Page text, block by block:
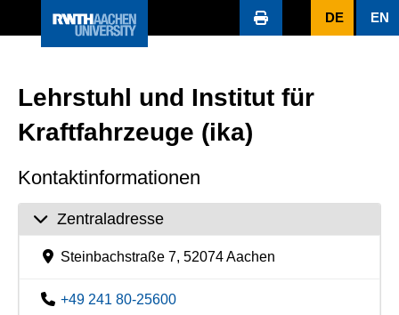
DE EN
Lehrstuhl und Institut für
Kraftfahrzeuge (ika)
Kontaktinformationen
Zentraladresse
Steinbachstraße 7, 52074 Aachen
+49 241 80-25600